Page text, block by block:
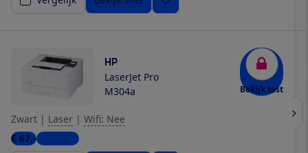
HP
LaserJet Pro
M304a
Bekijk test
Zwart | Laser | Wifi: Nee
€ 67,-2 winkels